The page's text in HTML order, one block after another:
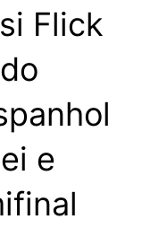
Flick
e